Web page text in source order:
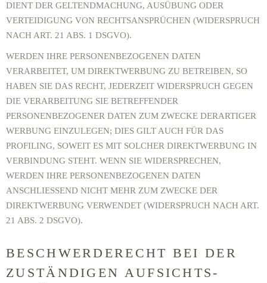
DIENT DER GELTENDMACHUNG, AUSÜBUNG ODER
VERTEIDIGUNG VON RECHTSANSPRÜCHEN (WIDERSPRUCH
NACH ART. 21 ABS. 1 DSGVO).
WERDEN IHRE PERSONENBEZOGENEN DATEN
VERARBEITET, UM DIREKTWERBUNG ZU BETREIBEN, SO
HABEN SIE DAS RECHT, JEDERZEIT WIDERSPRUCH GEGEN
DIE VERARBEITUNG SIE BETREFFENDER
PERSONENBEZOGENER DATEN ZUM ZWECKE DERARTIGER
WERBUNG EINZULEGEN; DIES GILT AUCH FÜR DAS
PROFILING, SOWEIT ES MIT SOLCHER DIREKTWERBUNG IN
VERBINDUNG STEHT. WENN SIE WIDERSPRECHEN,
WERDEN IHRE PERSONENBEZOGENEN DATEN
ANSCHLIESSEND NICHT MEHR ZUM ZWECKE DER
DIREKTWERBUNG VERWENDET (WIDERSPRUCH NACH ART.
21 ABS. 2 DSGVO).
BESCHWERDE­RECHT BEI DER
ZUSTÄNDIGEN AUFSICHTS­